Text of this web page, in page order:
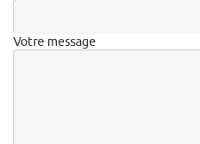
Votre message